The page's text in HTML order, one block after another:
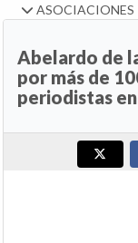
ASOCIACIONES
Abelardo de
por más de
periodistas